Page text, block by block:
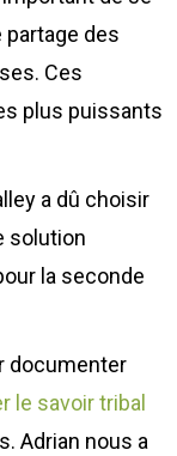
des
Ces
plus puissants
a dû choisir
solution
la seconde
documenter
le savoir tribal
Adrian nous a